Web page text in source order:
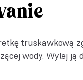
truskawkową
wody. Wylej ją